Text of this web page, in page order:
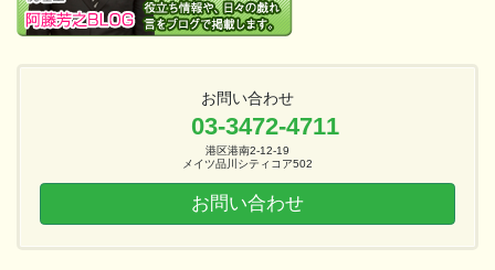
お問い合わせ
03-3472-4711
港区港南2-12-19
メイツ品川シティコア502
お問い合わせ